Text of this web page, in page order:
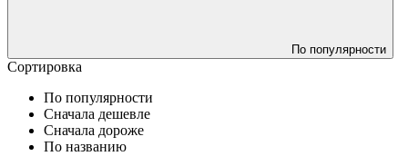
По популярности
Сортировка
По популярности
Сначала дешевле
Сначала дороже
По названию